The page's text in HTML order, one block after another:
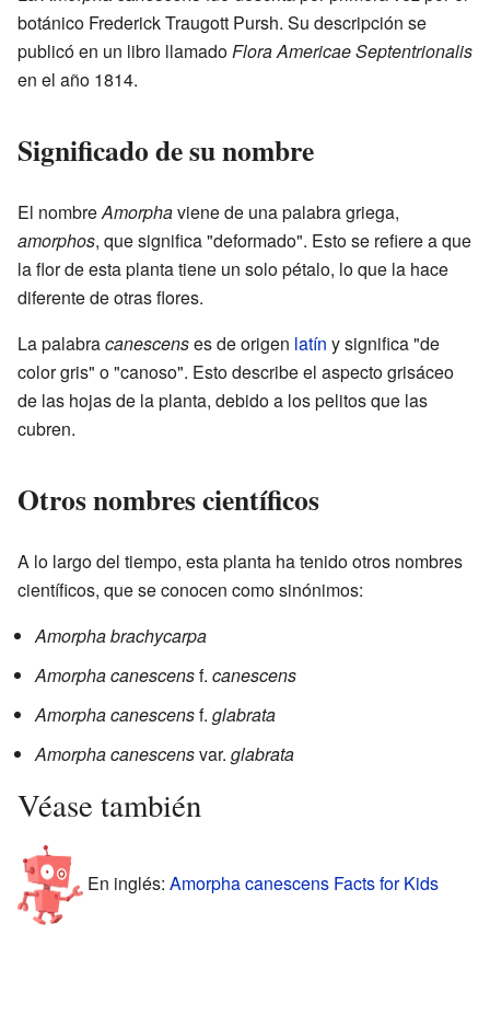
botánico Frederick Traugott Pursh. Su descripción se
publicó en un libro llamadoFlora Americae Septentrionalis
en el año 1814.
Significado de su nombre
El nombreAmorphaviene de una palabra griega,
amorphos, que significa "deformado". Esto se refiere a que
la flor de esta planta tiene un solo pétalo, lo que la hace
diferente de otras flores.
La palabracanescenses de origen latín y significa "de
color gris" o "canoso". Esto describe el aspecto grisáceo
de las hojas de la planta, debido a los pelitos que las
cubren.
Otros nombres científicos
A lo largo del tiempo, esta planta ha tenido otros nombres
científicos, que se conocen como sinónimos:
Amorpha brachycarpa
Amorpha canescensf. canescens
Amorpha canescensf. glabrata
Amorpha canescensvar. glabrata
Véase también
En inglés: Amorpha canescens Facts for Kids